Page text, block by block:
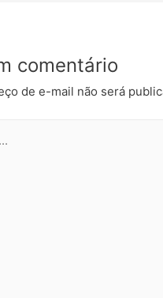
comentário
de e-mail não será